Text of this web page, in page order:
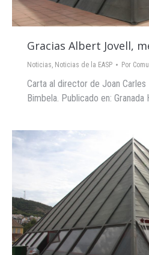
Gracias Albert Jovell,
Noticias, Noticias de la EASP Por
Carta al director de Joan
Bimbela. Publicado en: Granada